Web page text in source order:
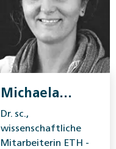
Michaela
Schmidt
Dr. sc.,
wissenschaftliche
Mitarbeiterin ETH ­